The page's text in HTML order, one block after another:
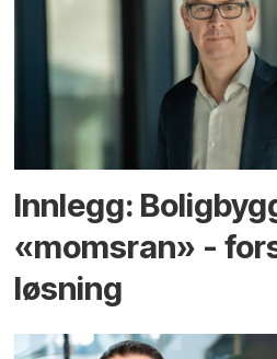
Innlegg:
«momsran» -
løsning